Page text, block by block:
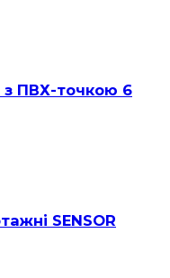
з ПВХ-точкою 6
SENSOR